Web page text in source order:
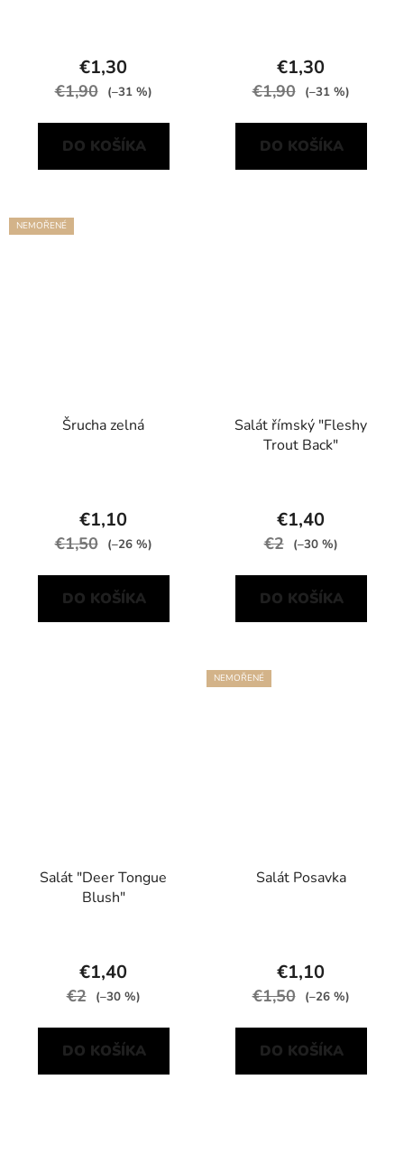
€1,30
€1,90 (–31 %)
DO KOŠÍKA
€1,30
€1,90 (–31 %)
DO KOŠÍKA
NEMOŘENÉ
Šrucha zelná
€1,10
€1,50 (–26 %)
DO KOŠÍKA
Salát římský "Fleshy
Trout Back"
€1,40
€2 (–30 %)
DO KOŠÍKA
Salát "Deer Tongue
Blush"
€1,40
€2 (–30 %)
DO KOŠÍKA
NEMOŘENÉ
Salát Posavka
€1,10
€1,50 (–26 %)
DO KOŠÍKA